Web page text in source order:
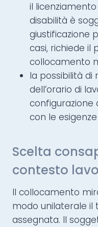
il
disabilità è
giustificazione
casi, richiede il
collocamento
la possibilità di
dell’orario di
configurazione
con le
Scelta
contesto
Il collocamento
modo unilaterale il
assegnata. Il